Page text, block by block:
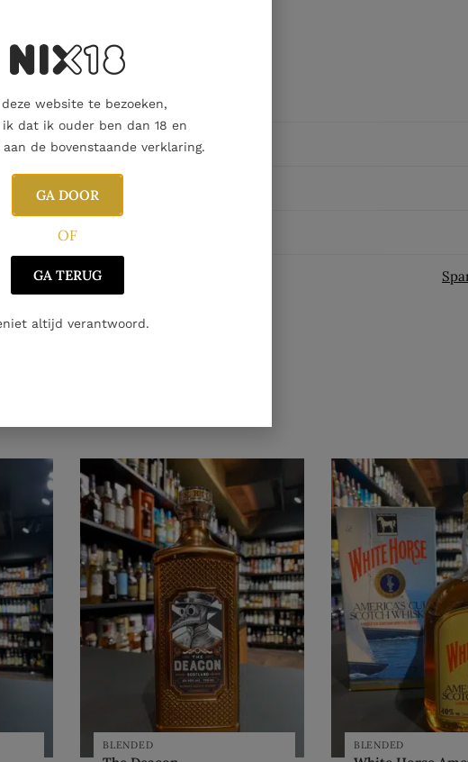
BLENDED BLENDED
deze website te bezoeken,
dat ik ouder ben dan 18 en
de bovenstaande verklaring.
GA DOOR
OF
GA TERUG
altijd verantwoord.